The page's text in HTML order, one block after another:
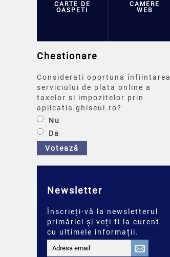
CARTE DE
OASPETI
CAMERE
WEB
Chestionare
Considerati oportuna înfiintarea
serviciului de plata online a
taxelor si impozitelor prin
aplicatia ghiseul.ro?
Nu
Da
Votează
Newsletter
Înscrieți-vă la newsletterul
primăriei și veți fi la curent
cu ultimele informații.